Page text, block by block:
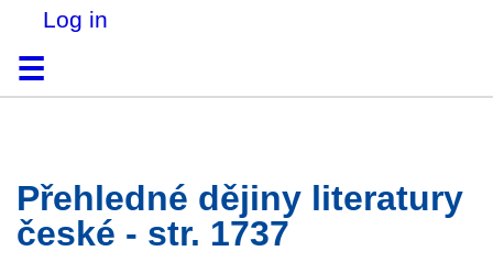
Log in
HomeBrowse
Search
About
HelpContactDigitalia
Přehledné dějiny literatury
české - str. 1737